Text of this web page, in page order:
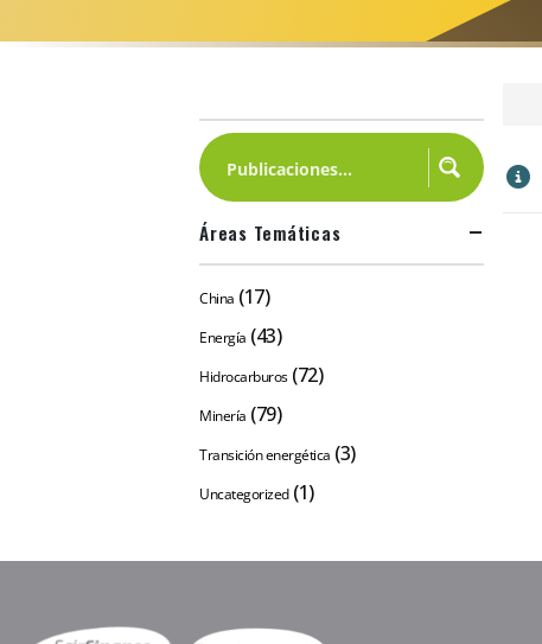
Áreas Temáticas
China (17)
Energía (43)
Hidrocarburos (72)
Minería (79)
Transición energética (3)
Uncategorized (1)